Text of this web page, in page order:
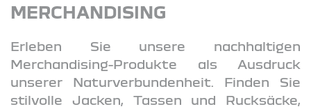
MERCHANDISING
Erleben Sie unsere nachhaltigen
Merchandising-Produkte als Ausdruck
unserer Naturverbundenheit. Finden Sie
stilvolle Jacken, Tassen und Rucksäcke,